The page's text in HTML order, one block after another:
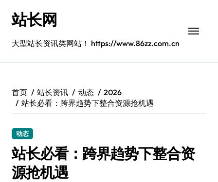
站长网
大型站长资讯类网站！ https://www.86zz.com.cn
首页 站长资讯 动态
2026
站长必看：跨界趋势下整合资源抢机遇
动态
站长必看：跨界趋势下整合资
源抢机遇